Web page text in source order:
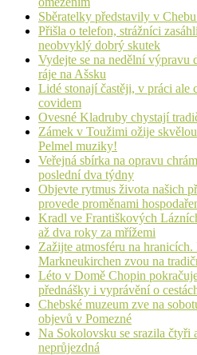
Sběratelky představily v
Přišla o telefon, strážníci
neobvyklý dobrý skutek
Vydejte se na nedělní výpravu
ráje na Ašsku
Lidé stonají častěji, v práci ale
covidem
Ovesné Kladruby chystají
Zámek v Toužimi ožije
Pelmel muziky!
Veřejná sbírka na opravu
poslední dva týdny
Objevte rytmus života našich
provede proměnami
Kradl ve Františkových
až dva roky za mřížemi
Zažijte atmosféru na
Markneukirchen zvou na
Léto v Domě Chopin
přednášky i vyprávění o
Chebské muzeum zve na
objevů v Pomezné
Na Sokolovsku se srazila čtyři
neprůjezdná